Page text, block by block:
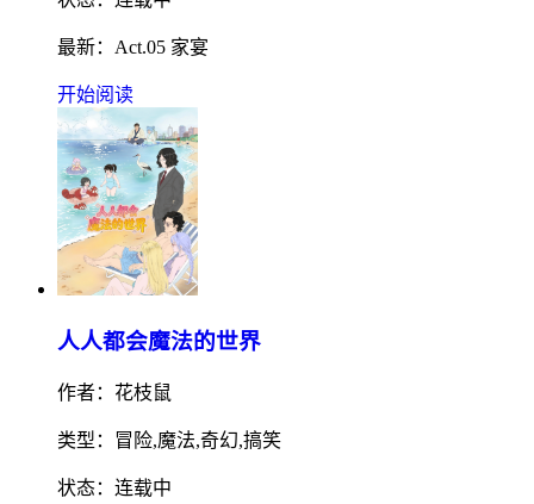
最新：Act.05 家宴
开始阅读
人人都会魔法的世界
作者：花枝鼠
类型：冒险,魔法,奇幻,搞笑
状态：连载中